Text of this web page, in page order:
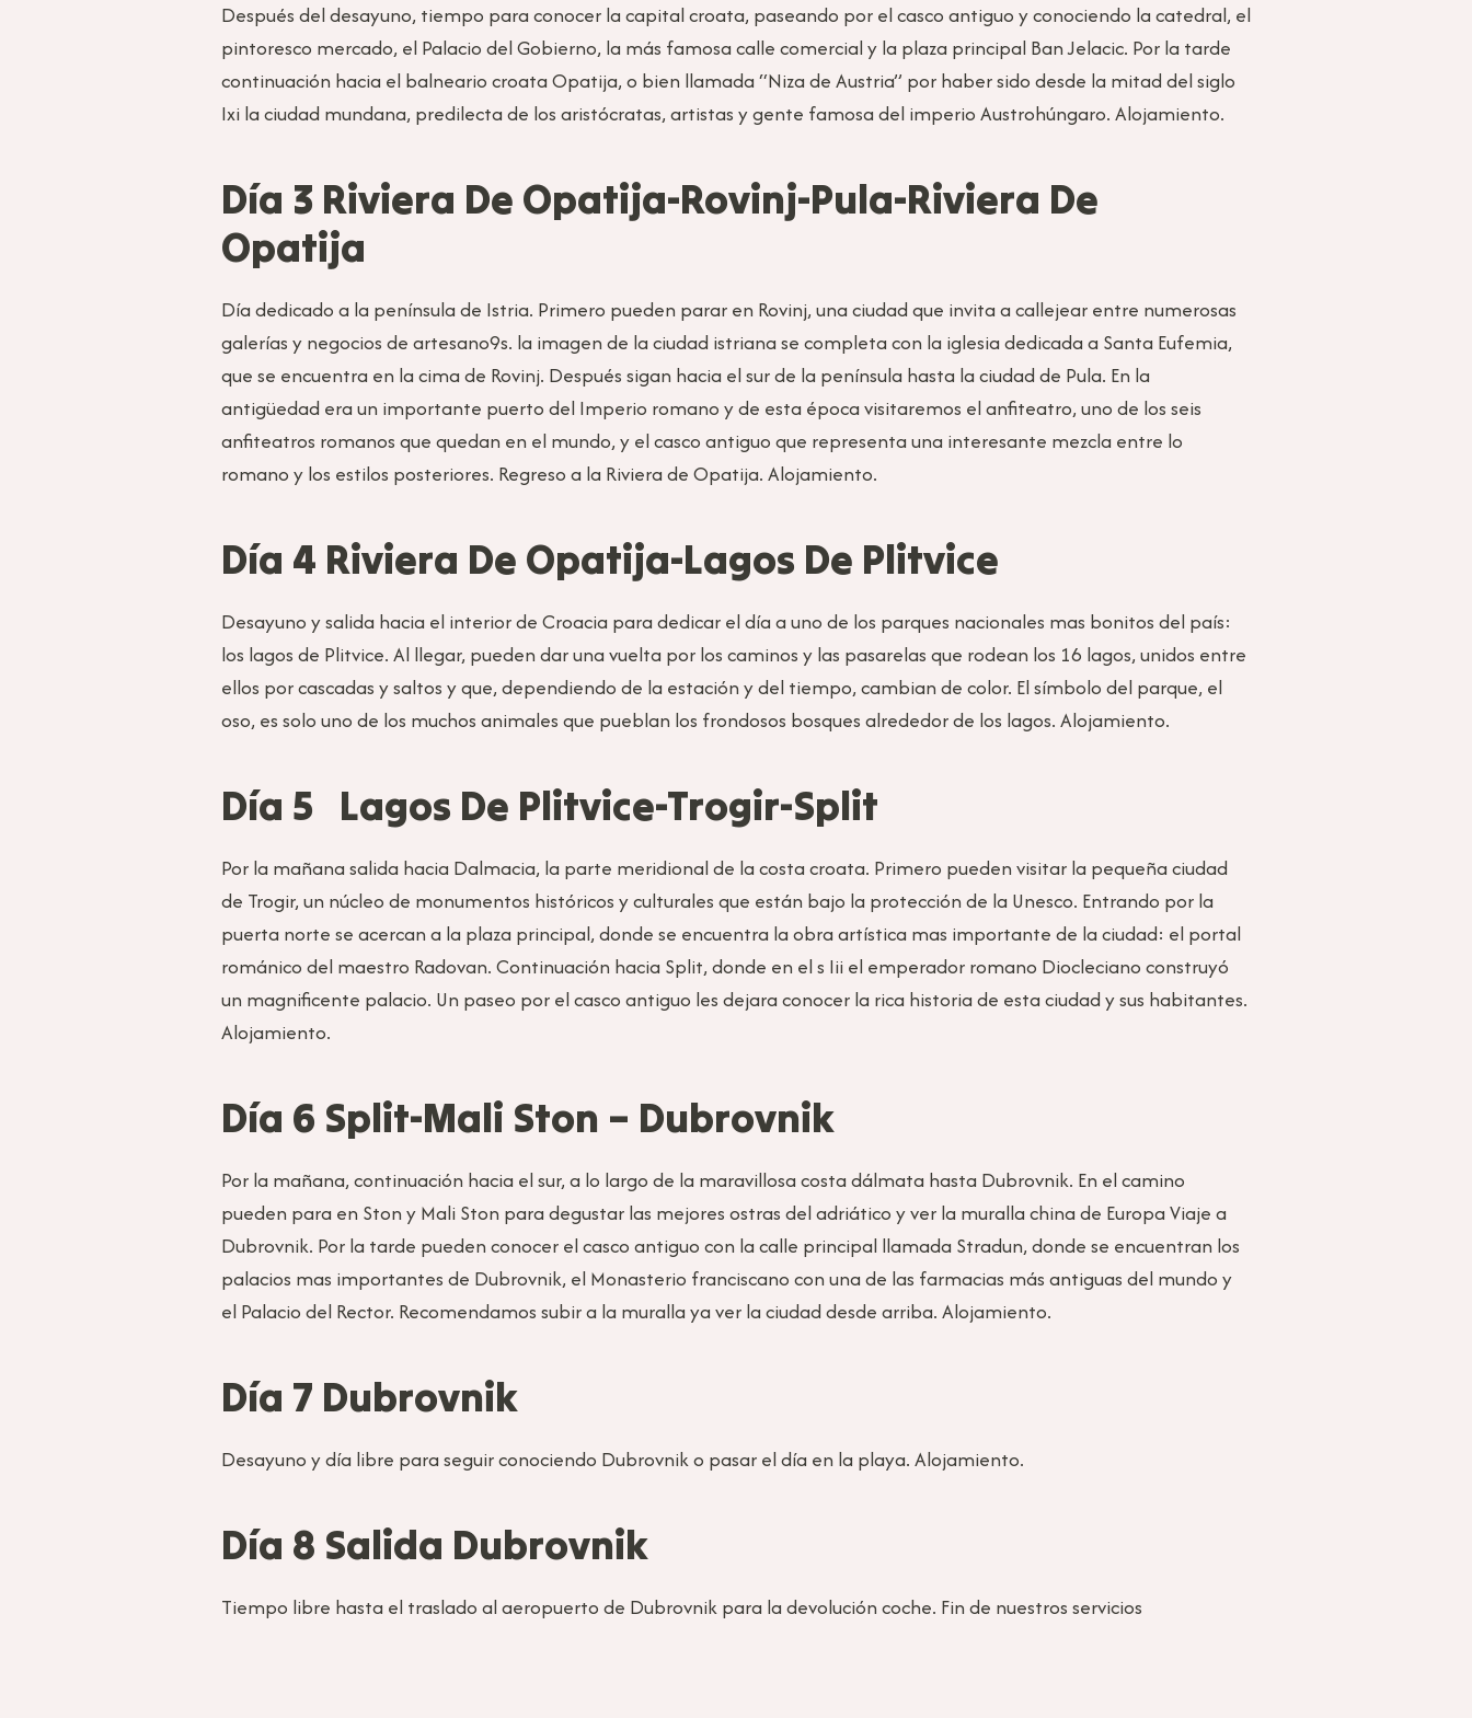
Después del desayuno, tiempo para conocer la capital croata, paseando por el casco antiguo y conociendo la catedral, el
pintoresco mercado, el Palacio del Gobierno, la más famosa calle comercial y la plaza principal Ban Jelacic. Por la tarde
continuación hacia el balneario croata Opatija, o bien llamada “Niza de Austria” por haber sido desde la mitad del siglo
Ixi la ciudad mundana, predilecta de los aristócratas, artistas y gente famosa del imperio Austrohúngaro. Alojamiento.
Día 3 Riviera De Opatija-Rovinj-Pula-Riviera De
Opatija
Día dedicado a la península de Istria. Primero pueden parar en Rovinj, una ciudad que invita a callejear entre numerosas
galerías y negocios de artesano9s. la imagen de la ciudad istriana se completa con la iglesia dedicada a Santa Eufemia,
que se encuentra en la cima de Rovinj. Después sigan hacia el sur de la península hasta la ciudad de Pula. En la
antigüedad era un importante puerto del Imperio romano y de esta época visitaremos el anfiteatro, uno de los seis
anfiteatros romanos que quedan en el mundo, y el casco antiguo que representa una interesante mezcla entre lo
romano y los estilos posteriores. Regreso a la Riviera de Opatija. Alojamiento.
Día 4 Riviera De Opatija-Lagos De Plitvice
Desayuno y salida hacia el interior de Croacia para dedicar el día a uno de los parques nacionales mas bonitos del país:
los lagos de Plitvice. Al llegar, pueden dar una vuelta por los caminos y las pasarelas que rodean los 16 lagos, unidos entre
ellos por cascadas y saltos y que, dependiendo de la estación y del tiempo, cambian de color. El símbolo del parque, el
oso, es solo uno de los muchos animales que pueblan los frondosos bosques alrededor de los lagos. Alojamiento.
Día 5 Lagos De Plitvice-Trogir-Split
Por la mañana salida hacia Dalmacia, la parte meridional de la costa croata. Primero pueden visitar la pequeña ciudad
de Trogir, un núcleo de monumentos históricos y culturales que están bajo la protección de la Unesco. Entrando por la
puerta norte se acercan a la plaza principal, donde se encuentra la obra artística mas importante de la ciudad: el portal
románico del maestro Radovan. Continuación hacia Split, donde en el s Iii el emperador romano Diocleciano construyó
un magnificente palacio. Un paseo por el casco antiguo les dejara conocer la rica historia de esta ciudad y sus habitantes.
Alojamiento.
Día 6 Split-Mali Ston – Dubrovnik
Por la mañana, continuación hacia el sur, a lo largo de la maravillosa costa dálmata hasta Dubrovnik. En el camino
pueden para en Ston y Mali Ston para degustar las mejores ostras del adriático y ver la muralla china de Europa Viaje a
Dubrovnik. Por la tarde pueden conocer el casco antiguo con la calle principal llamada Stradun, donde se encuentran los
palacios mas importantes de Dubrovnik, el Monasterio franciscano con una de las farmacias más antiguas del mundo y
el Palacio del Rector. Recomendamos subir a la muralla ya ver la ciudad desde arriba. Alojamiento.
Día 7 Dubrovnik
Desayuno y día libre para seguir conociendo Dubrovnik o pasar el día en la playa. Alojamiento.
Día 8 Salida Dubrovnik
Tiempo libre hasta el traslado al aeropuerto de Dubrovnik para la devolución coche. Fin de nuestros servicios